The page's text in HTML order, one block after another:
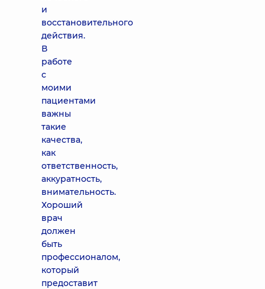
и
восстановительного
действия.
В
работе
с
моими
пациентами
важны
такие
качества,
как
ответственность,
аккуратность,
внимательность.
Хороший
врач
должен
быть
профессионалом,
который
предоставит